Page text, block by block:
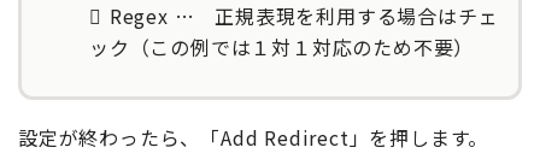
Regex … 正規表現を利用する場合はチェ
ック（この例では１対１対応のため不要）
設定が終わったら、「Add Redirect」を押します。